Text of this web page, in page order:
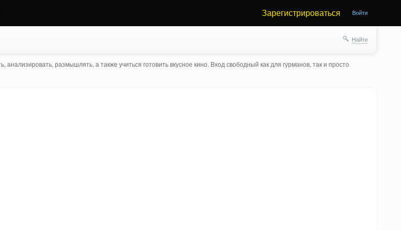
Зарегистрироваться Войти
Найти
размышлять, а также учиться готовить вкусное кино. Вход свободный как для гурманов, так и просто